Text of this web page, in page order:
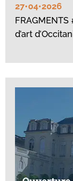
27•04•2026
d’art